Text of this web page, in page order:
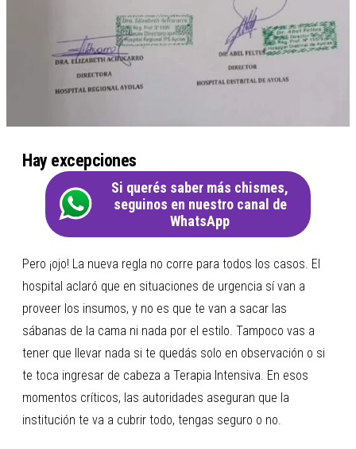
Hay excepciones
Si querés saber más chismes,
seguinos en nuestro canal de
WhatsApp
Pero ¡ojo! La nueva regla no corre para todos los casos. El
hospital aclaró que en situaciones de urgencia sí van a
proveer los insumos, y no es que te van a sacar las
sábanas de la cama ni nada por el estilo. Tampoco vas a
tener que llevar nada si te quedás solo en observación o si
te toca ingresar de cabeza a Terapia Intensiva. En esos
momentos críticos, las autoridades aseguran que la
institución te va a cubrir todo, tengas seguro o no.